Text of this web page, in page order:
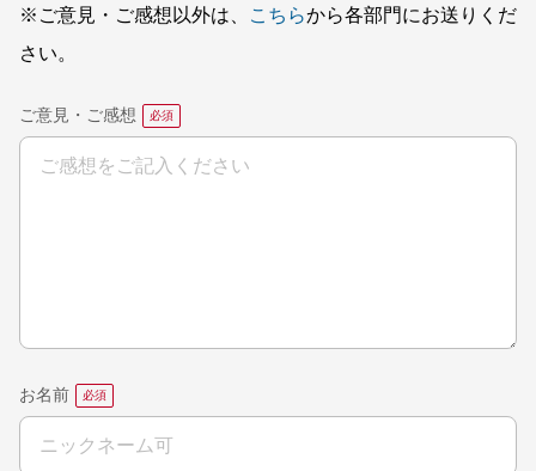
※ご意見・ご感想以外は、
こちらから各部門にお送りくだ
さい。
ご意見・ご感想
お名前